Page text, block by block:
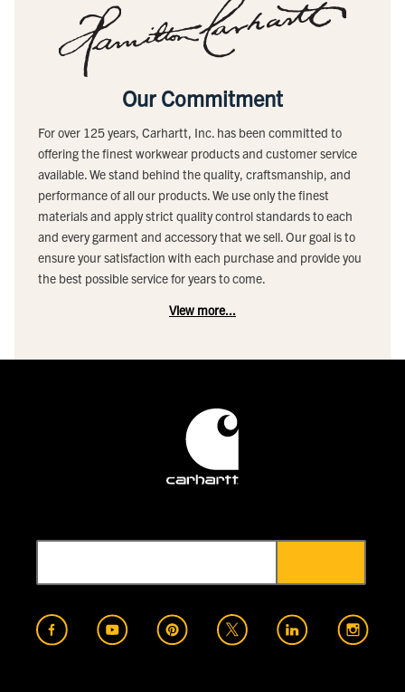
Our Commitment
For over 125 years, Carhartt, Inc. has been committed to
offering the finest workwear products and customer service
available. We stand behind the quality, craftsmanship, and
performance of all our products. We use only the finest
materials and apply strict quality control standards to each
and every garment and accessory that we sell. Our goal is to
ensure your satisfaction with each purchase and provide you
the best possible service for years to come.
View more...